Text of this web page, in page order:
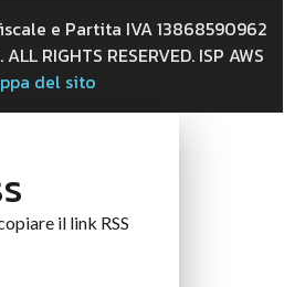
e Partita IVA 13868590962
RIGHTS RESERVED. ISP AWS
del sito
il link RSS